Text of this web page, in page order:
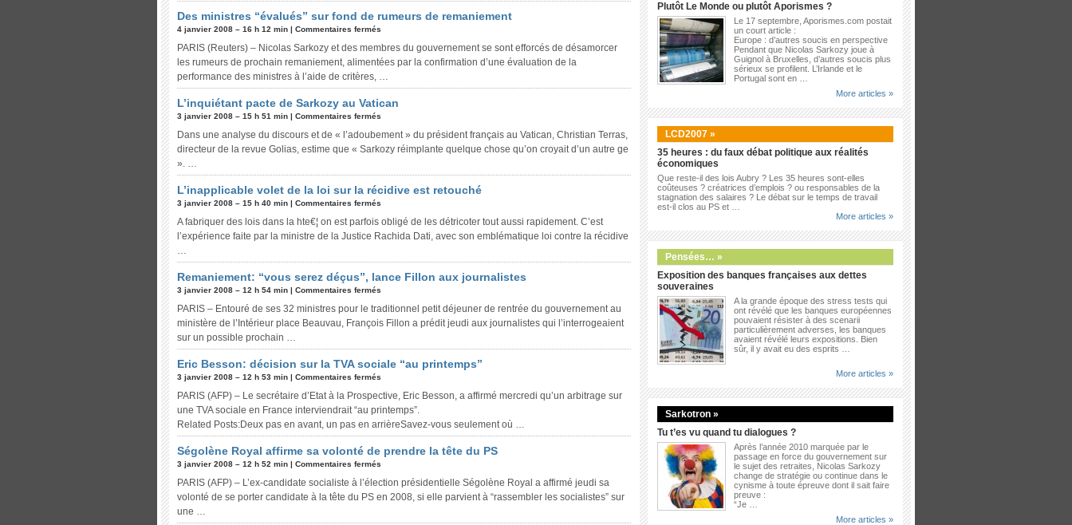
Des ministres “évalués” sur fond de rumeurs de remaniement
4 janvier 2008 – 16 h 12 min | Commentaires fermés
PARIS (Reuters) – Nicolas Sarkozy et des membres du gouvernement se sont efforcés de désamorcer
les rumeurs de prochain remaniement, alimentées par la confirmation d’une évaluation de la
performance des ministres à l’aide de critères, …
L’inquiétant pacte de Sarkozy au Vatican
3 janvier 2008 – 15 h 51 min | Commentaires fermés
Dans une analyse du discours et de « l’adoubement » du président français au Vatican, Christian Terras,
directeur de la revue Golias, estime que « Sarkozy réimplante quelque chose qu’on croyait d’un autre ge
». …
L’inapplicable volet de la loi sur la récidive est retouché
3 janvier 2008 – 15 h 40 min | Commentaires fermés
A fabriquer des lois dans la hte€¦ on est parfois obligé de les détricoter tout aussi rapidement. C’est
l’expérience faite par la ministre de la Justice Rachida Dati, avec son emblématique loi contre la récidive
…
Remaniement: “vous serez déçus”, lance Fillon aux journalistes
3 janvier 2008 – 12 h 54 min | Commentaires fermés
PARIS – Entouré de ses 32 ministres pour le traditionnel petit déjeuner de rentrée du gouvernement au
ministère de l’Intérieur place Beauvau, François Fillon a prédit jeudi aux journalistes qui l’interrogeaient
sur un possible prochain …
Eric Besson: décision sur la TVA sociale “au printemps”
3 janvier 2008 – 12 h 53 min | Commentaires fermés
PARIS (AFP) – Le secrétaire d’Etat à la Prospective, Eric Besson, a affirmé mercredi qu’un arbitrage sur
une TVA sociale en France interviendrait “au printemps”.
Related Posts:Deux pas en avant, un pas en arrièreSavez-vous seulement où …
Ségolène Royal affirme sa volonté de prendre la tête du PS
3 janvier 2008 – 12 h 52 min | Commentaires fermés
PARIS (AFP) – L’ex-candidate socialiste à l’élection présidentielle Ségolène Royal a affirmé jeudi sa
volonté de se porter candidate à la tête du PS en 2008, si elle parvient à “rassembler les socialistes” sur
une …
Plutôt Le Monde ou plutôt Aporismes ?
Le 17 septembre, Aporismes.com postait
un court article :
Europe : d’autres soucis en perspective
Pendant que Nicolas Sarkozy joue à
Guignol à Bruxelles, d’autres soucis plus
sérieux se profilent. L’Irlande et le
Portugal sont en …
More articles »
LCD2007 »
35 heures : du faux débat politique aux réalités
économiques
Que reste-il des lois Aubry ? Les 35 heures sont-elles
coûteuses ? créatrices d’emplois ? ou responsables de la
stagnation des salaires ? Le débat sur le temps de travail
est-il clos au PS et …
More articles »
Pensées… »
Exposition des banques françaises aux dettes
souveraines
A la grande époque des stress tests qui
ont révélé que les banques européennes
pouvaient résister à des scenarii
particulièrement adverses, les banques
avaient révélé leurs expositions. Bien
sûr, il y avait eu des esprits …
More articles »
Sarkotron »
Tu t’es vu quand tu dialogues ?
Après l’année 2010 marquée par le
passage en force du gouvernement sur
le sujet des retraites, Nicolas Sarkozy
change de stratégie ou continue dans le
cynisme à toute épreuve dont il sait faire
preuve :
“Je …
More articles »